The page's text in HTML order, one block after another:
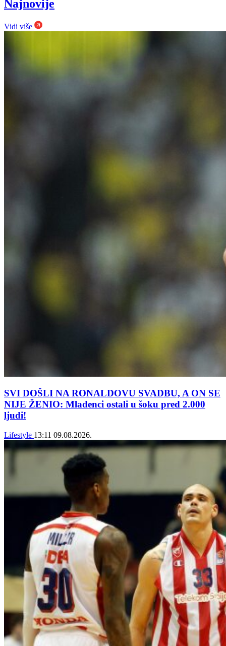
Najnovije
Vidi više
SVI DOŠLI NA RONALDOVU SVADBU, A ON SE
NIJE ŽENIO: Mladenci ostali u šoku pred 2.000
ljudi!
Lifestyle 13:11 09.08.2026.